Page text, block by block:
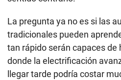
La pregunta ya no es si las
tradicionales pueden
tan rápido serán capaces de
donde la electrificación
llegar tarde podría costar